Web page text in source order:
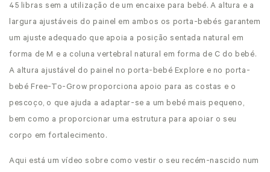
45 libras sem a utilização de um encaixe para bebé. A altura e a
largura ajustáveis do painel em ambos os porta-bebés garantem
um ajuste adequado que apoia a posição sentada natural em
forma de M e a coluna vertebral natural em forma de C do bebé.
A altura ajustável do painel no porta-bebé Explore e no porta-
bebé Free-To-Grow proporciona apoio para as costas e o
pescoço, o que ajuda a adaptar-se a um bebé mais pequeno,
bem como a proporcionar uma estrutura para apoiar o seu
corpo em fortalecimento.
Aqui está um vídeo sobre como vestir o seu recém-nascido num